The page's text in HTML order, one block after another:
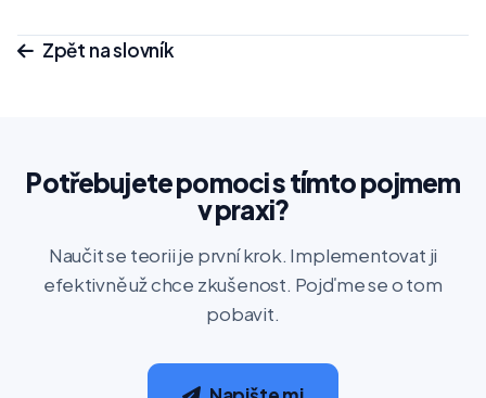
Zpět na slovník
Potřebujete pomoci s tímto pojmem
v praxi?
Naučit se teorii je první krok. Implementovat ji
efektivně už chce zkušenost. Pojďme se o tom
pobavit.